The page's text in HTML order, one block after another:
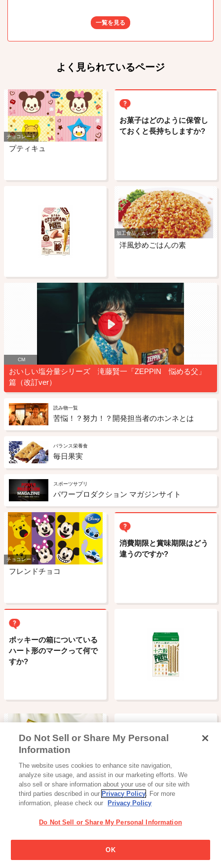
一覧を見る
よく見られているページ
チョコレート
プティキュ
お菓子はどのように保管し
ておくと長持ちしますか?
加工食品・カレー
洋風炒めごはんの素
CM
おいしい塩分量シリーズ 滝藤賢一「ZEPPIN 悩める父」
篇（改訂ver）
読み物一覧
苦悩！？努力！？開発担当者のホンネとは
バランス栄養食
毎日果実
スポーツサプリ
パワープロダクション マガジンサイト
チョコレート
フレンドチョコ
消費期限と賞味期限はどう
違うのですか?
ポッキーの箱についている
ハート形のマークって何で
すか?
バレンタインの友チョコセ
レクト事情。【…
製品の名前はどうやって決
Do Not Sell or Share My Personal
Information
The website uses cookies to enhance site navigation,
analyze site usage, and assist in our marketing efforts. We
also sell or share information about your use of our site with
third parties described in our Privacy Policy. For more
information, please check our
Privacy Policy
Do Not Sell or Share My Personal Information
OK